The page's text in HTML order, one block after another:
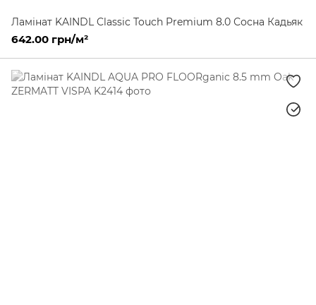
Ламінат KAINDL Classic Touch Premium 8.0 Сосна Кадьяк
642.00 грн/м²